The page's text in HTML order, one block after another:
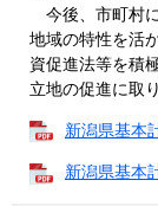
今後、市町村
地域の特性を活
資促進法等を積
立地の促進に取
新潟県基本
新潟県基本